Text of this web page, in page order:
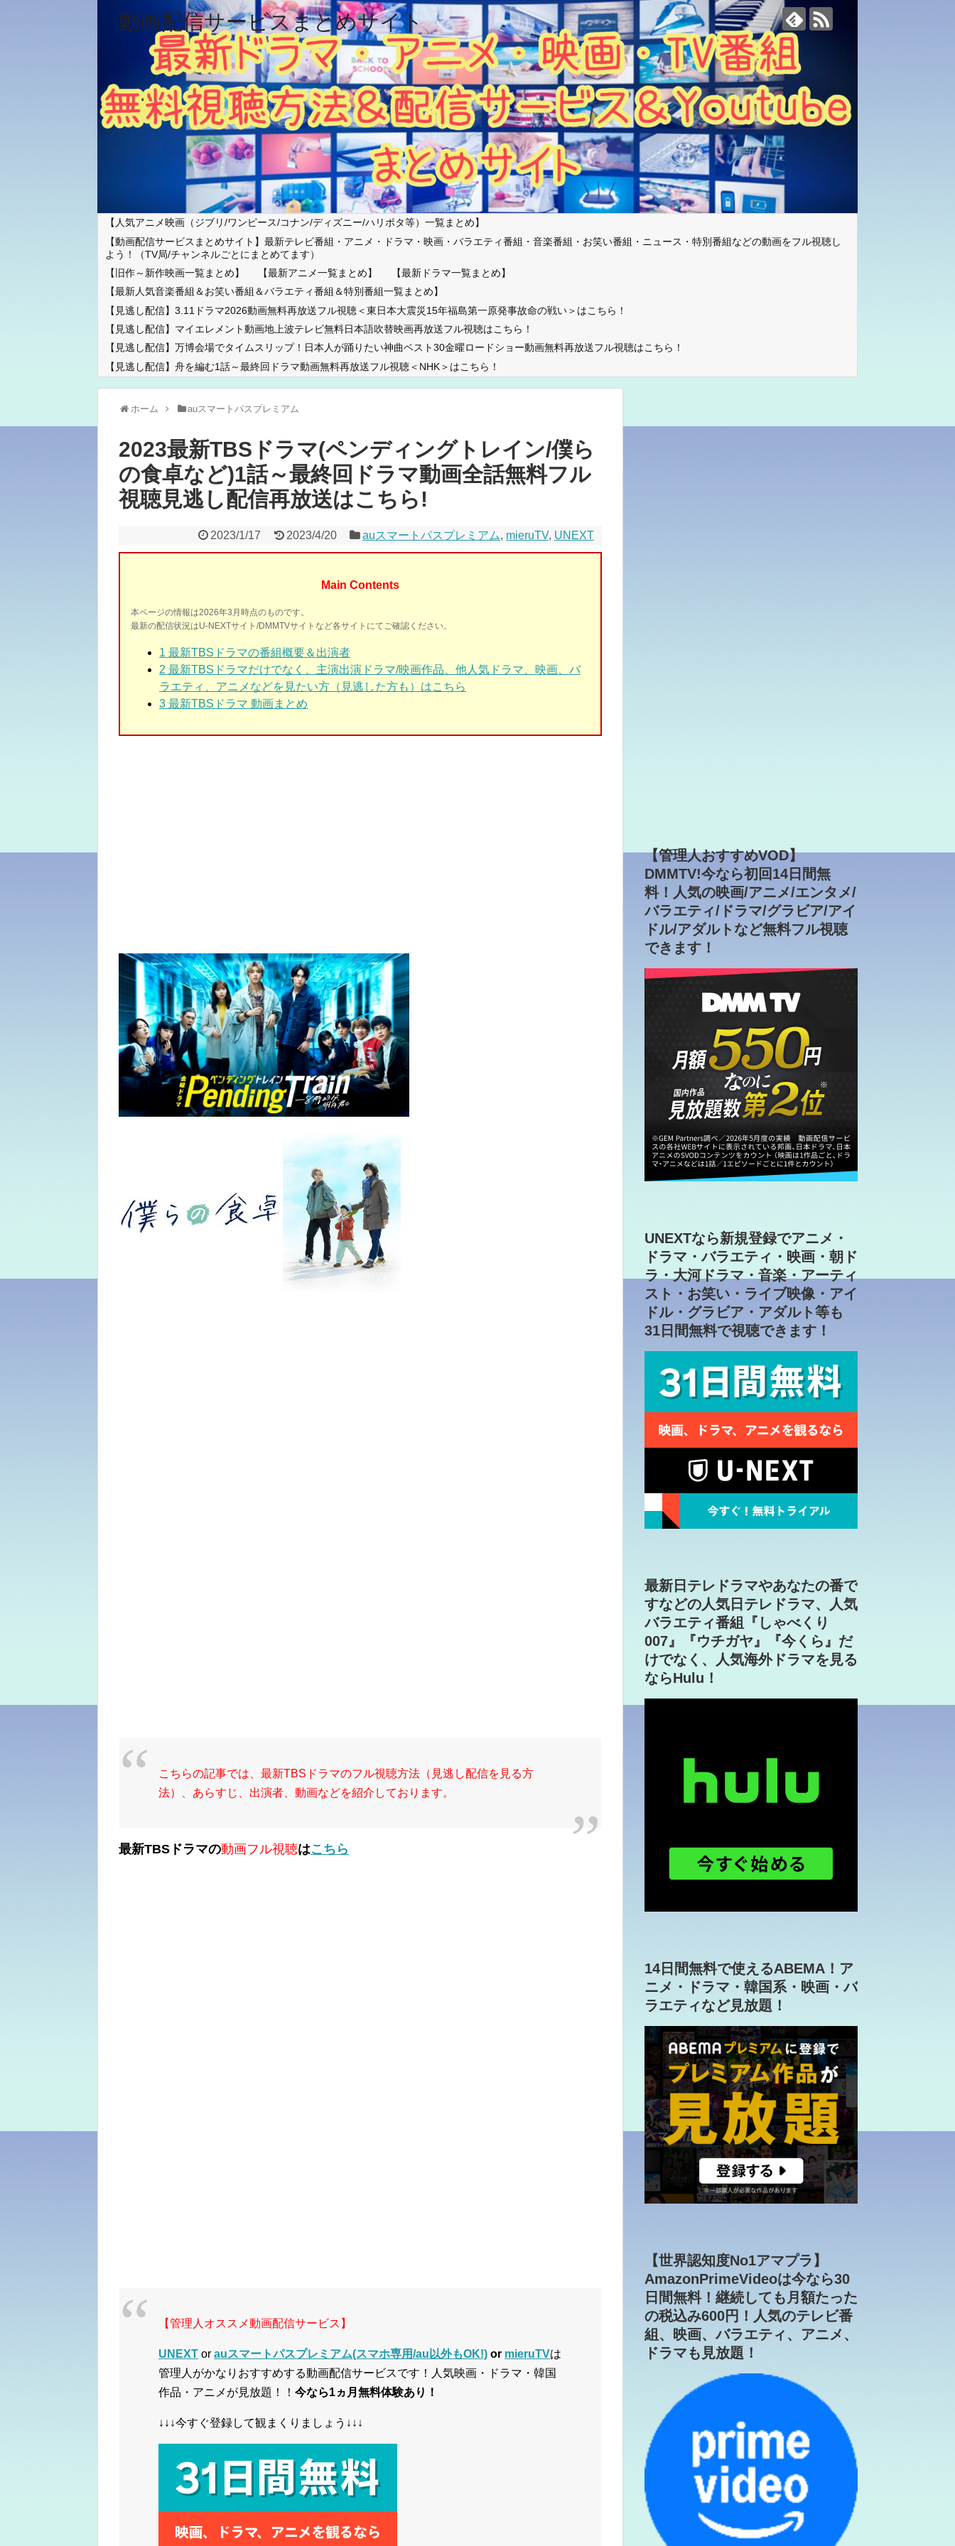
動画配信サービスまとめサイト
【人気アニメ映画（ジブリ/ワンピース/コナン/ディズニー/ハリポタ等）一覧まとめ】
【動画配信サービスまとめサイト】最新テレビ番組・アニメ・ドラマ・映画・バラエティ番組・音楽番組・お笑い番組・ニュース・特別番組などの動画をフル視聴し
よう！（TV局/チャンネルごとにまとめてます）
【旧作～新作映画一覧まとめ】
【最新アニメ一覧まとめ】
【最新ドラマ一覧まとめ】
【最新人気音楽番組＆お笑い番組＆バラエティ番組＆特別番組一覧まとめ】
【見逃し配信】3.11ドラマ2026動画無料再放送フル視聴＜東日本大震災15年福島第一原発事故命の戦い＞はこちら！
【見逃し配信】マイエレメント動画地上波テレビ無料日本語吹替映画再放送フル視聴はこちら！
【見逃し配信】万博会場でタイムスリップ！日本人が踊りたい神曲ベスト30金曜ロードショー動画無料再放送フル視聴はこちら！
【見逃し配信】舟を編む1話～最終回ドラマ動画無料再放送フル視聴＜NHK＞はこちら！
ホーム auスマートパスプレミアム
2023最新TBSドラマ(ペンディングトレイン/僕ら
の食卓など)1話～最終回ドラマ動画全話無料フル
視聴見逃し配信再放送はこちら!
2023/1/17 2023/4/20 auスマートパスプレミアム, mieruTV, UNEXT
Main Contents
本ページの情報は2026年3月時点のものです。
最新の配信状況はU-NEXTサイト/DMMTVサイトなど各サイトにてご確認ください。
1 最新TBSドラマの番組概要＆出演者
2 最新TBSドラマだけでなく、主演出演ドラマ/映画作品、他人気ドラマ、映画、バ
ラエティ、アニメなどを見たい方（見逃した方も）はこちら
3 最新TBSドラマ 動画まとめ
こちらの記事では、最新TBSドラマのフル視聴方法（見逃し配信を見る方
法）、あらすじ、出演者、動画などを紹介しております。
最新TBSドラマの動画フル視聴はこちら
【管理人オススメ動画配信サービス】
UNEXT or auスマートパスプレミアム(スマホ専用/au以外もOK!) or mieruTVは
管理人がかなりおすすめする動画配信サービスです！人気映画・ドラマ・韓国
作品・アニメが見放題！！ 今なら1ヵ月無料体験あり！
↓↓↓今すぐ登録して観まくりましょう↓↓↓
【管理人おすすめVOD】
DMMTV!今なら初回14日間無
料！人気の映画/アニメ/エンタメ/
バラエティ/ドラマ/グラビア/アイ
ドル/アダルトなど無料フル視聴
できます！
UNEXTなら新規登録でアニメ・
ドラマ・バラエティ・映画・朝ド
ラ・大河ドラマ・音楽・アーティ
スト・お笑い・ライブ映像・アイ
ドル・グラビア・アダルト等も
31日間無料で視聴できます！
最新日テレドラマやあなたの番で
すなどの人気日テレドラマ、人気
バラエティ番組『しゃべくり
007』『ウチガヤ』『今くら』だ
けでなく、人気海外ドラマを見る
ならHulu！
14日間無料で使えるABEMA！ア
ニメ・ドラマ・韓国系・映画・バ
ラエティなど見放題！
【世界認知度No1アマプラ】
AmazonPrimeVideoは今なら30
日間無料！継続しても月額たった
の税込み600円！人気のテレビ番
組、映画、バラエティ、アニメ、
ドラマも見放題！